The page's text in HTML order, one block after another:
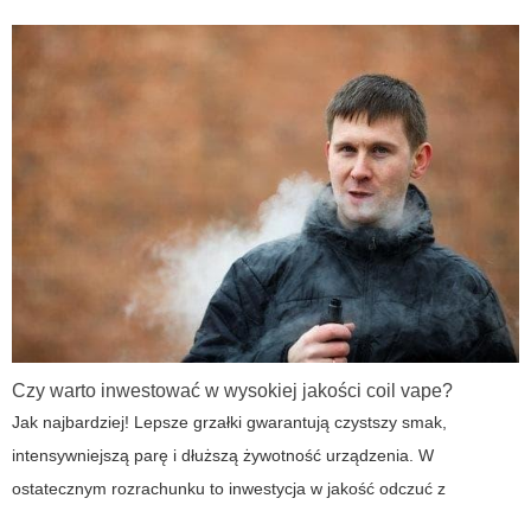
Czy warto inwestować w wysokiej jakości coil vape?
Jak najbardziej! Lepsze grzałki gwarantują czystszy smak,
intensywniejszą parę i dłuższą żywotność urządzenia. W
ostatecznym rozrachunku to inwestycja w jakość odczuć z